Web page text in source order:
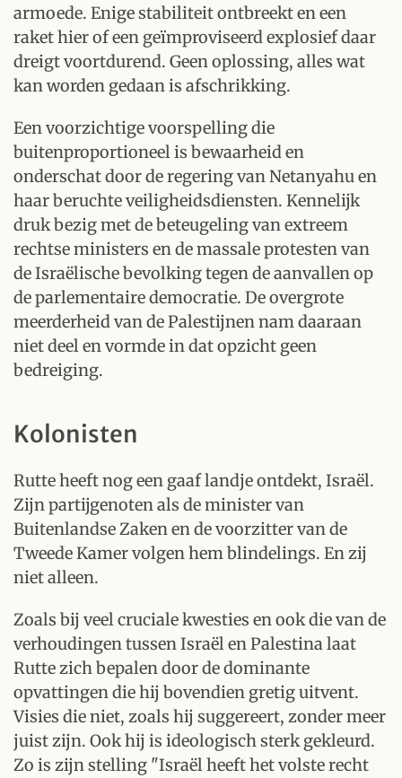
armoede. Enige stabiliteit ontbreekt en een
raket hier of een geïmproviseerd explosief daar
dreigt voortdurend. Geen oplossing, alles wat
kan worden gedaan is afschrikking.
Een voorzichtige voorspelling die
buitenproportioneel is bewaarheid en
onderschat door de regering van Netanyahu en
haar beruchte veiligheidsdiensten. Kennelijk
druk bezig met de beteugeling van extreem
rechtse ministers en de massale protesten van
de Israëlische bevolking tegen de aanvallen op
de parlementaire democratie. De overgrote
meerderheid van de Palestijnen nam daaraan
niet deel en vormde in dat opzicht geen
bedreiging.
Kolonisten
Rutte heeft nog een gaaf landje ontdekt, Israël.
Zijn partijgenoten als de minister van
Buitenlandse Zaken en de voorzitter van de
Tweede Kamer volgen hem blindelings. En zij
niet alleen.
Zoals bij veel cruciale kwesties en ook die van de
verhoudingen tussen Israël en Palestina laat
Rutte zich bepalen door de dominante
opvattingen die hij bovendien gretig uitvent.
Visies die niet, zoals hij suggereert, zonder meer
juist zijn. Ook hij is ideologisch sterk gekleurd.
Zo is zijn stelling "Israël heeft het volste recht